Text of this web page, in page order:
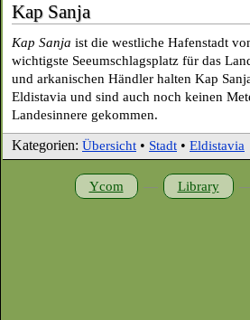
Kap Sanja
Kap Sanja ist die westliche Hafenstadt
wichtigste Seeumschlagsplatz für das
und arkanischen Händler halten Kap
Eldistavia und sind auch noch keinen
Landesinnere gekommen.
Kategorien: Übersicht • Stadt • Eldistavia
Ycom — Library